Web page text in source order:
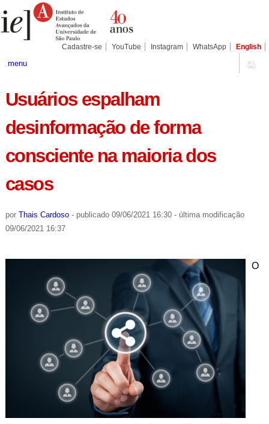
para
conteúdo.
Pessoais
Cadastre-se YouTube Instagram WhatsApp English
menu
Usuários espalham
desinformação de forma
consciente na maioria dos
casos
por Thais Cardoso - publicado09/06/2021 16:30 - última modificação
09/06/2021 16:37
O